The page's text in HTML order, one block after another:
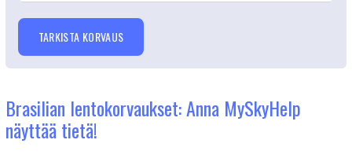
TARKISTA KORVAUS
Brasilian lentokorvaukset: Anna MySkyHelp
näyttää tietä!